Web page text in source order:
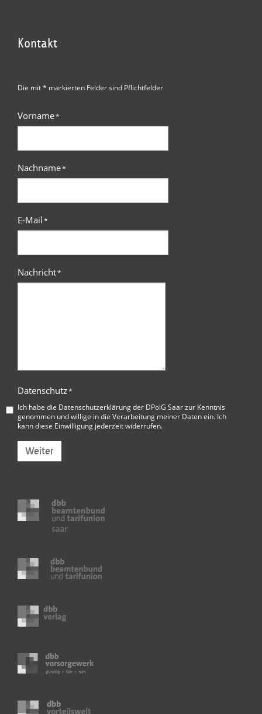
Kontakt
Die mit * markierten Felder sind Pflichtfelder
Vorname*
Nachname*
E-Mail*
Nachricht*
Datenschutz*
Ich habe die Datenschutzerklärung der DPolG Saarzur Kenntnis
genommen und willige in die Verarbeitung meiner Daten ein. Ich
kann diese Einwilligung jederzeit widerrufen.
Weiter